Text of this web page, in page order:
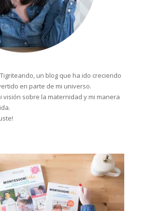
un blog que ha ido creciendo
en parte de mi universo.
visión sobre la maternidad y mi manera